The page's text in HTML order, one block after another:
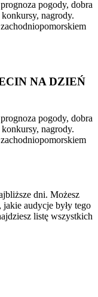
pogody, dobra
nagrody.
NA DZIEŃ
pogody, dobra
nagrody.
dni. Możesz
audycje były tego
listę wszystkich